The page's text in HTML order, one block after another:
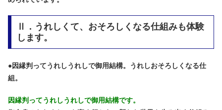
Ⅱ．うれしくて、おそろしくなる仕組みも体験
します。
●因縁判ってうれしうれしで御用結構。うれしおそろしくなる仕
組。
因縁判ってうれしうれしで御用結構です。